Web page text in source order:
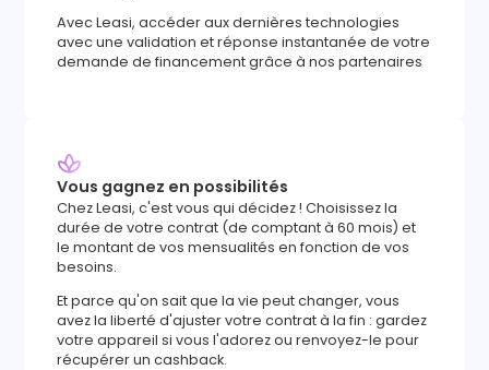
Avec Leasi, accéder aux dernières technologies
avec une validation et réponse instantanée de votre
demande de financement grâce à nos partenaires
Vous gagnez en possibilités
Chez Leasi, c'est vous qui décidez ! Choisissez la
durée de votre contrat (de comptant à 60 mois) et
le montant de vos mensualités en fonction de vos
besoins.
Et parce qu'on sait que la vie peut changer, vous
avez la liberté d'ajuster votre contrat à la fin : gardez
votre appareil si vous l'adorez ou renvoyez-le pour
récupérer un cashback.